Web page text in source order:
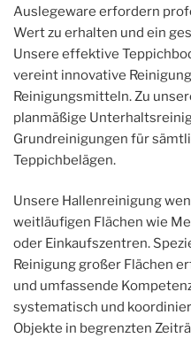
Auslegeware erfordern
Wert zu erhalten und ein
Unsere effektive
vereint innovative
Reinigungsmitteln. Zu
planmäßige
Grundreinigungen für
Teppichbelägen.
Unsere Hallenreinigung
weitläufigen Flächen wie
oder Einkaufszentren.
Reinigung großer Flächen
und umfassende
systematisch und
Objekte in begrenzten